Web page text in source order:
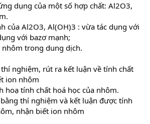
dụng của một số hợp chất: Al2O3,
của Al2O3, Al(OH)3 : vừa tác dụng với
với bazơ mạnh;
nhôm trong dung dịch.
nghiệm, rút ra kết luận về tính chất
ion nhôm
hoạ tính chất hoá học của nhôm.
thí nghiệm và kết luận được tính
nhận biết ion nhôm